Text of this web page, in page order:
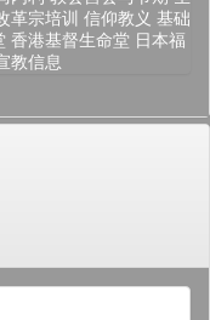
革宗培训 信仰教义 基础
香港基督生命堂 日本福
教信息